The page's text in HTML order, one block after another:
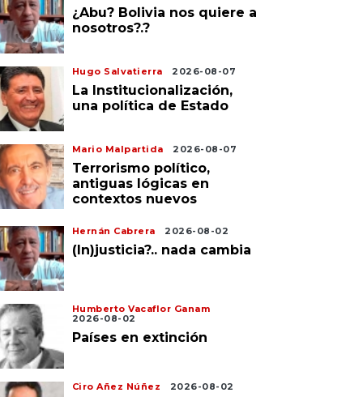
¿Abu? Bolivia nos quiere a
nosotros?.?
Hugo Salvatierra 2026-08-07
La Institucionalización,
una política de Estado
Mario Malpartida 2026-08-07
Terrorismo político,
antiguas lógicas en
contextos nuevos
Hernán Cabrera 2026-08-02
(In)justicia?.. nada cambia
Humberto Vacaflor Ganam
2026-08-02
Países en extinción
Ciro Añez Núñez 2026-08-02